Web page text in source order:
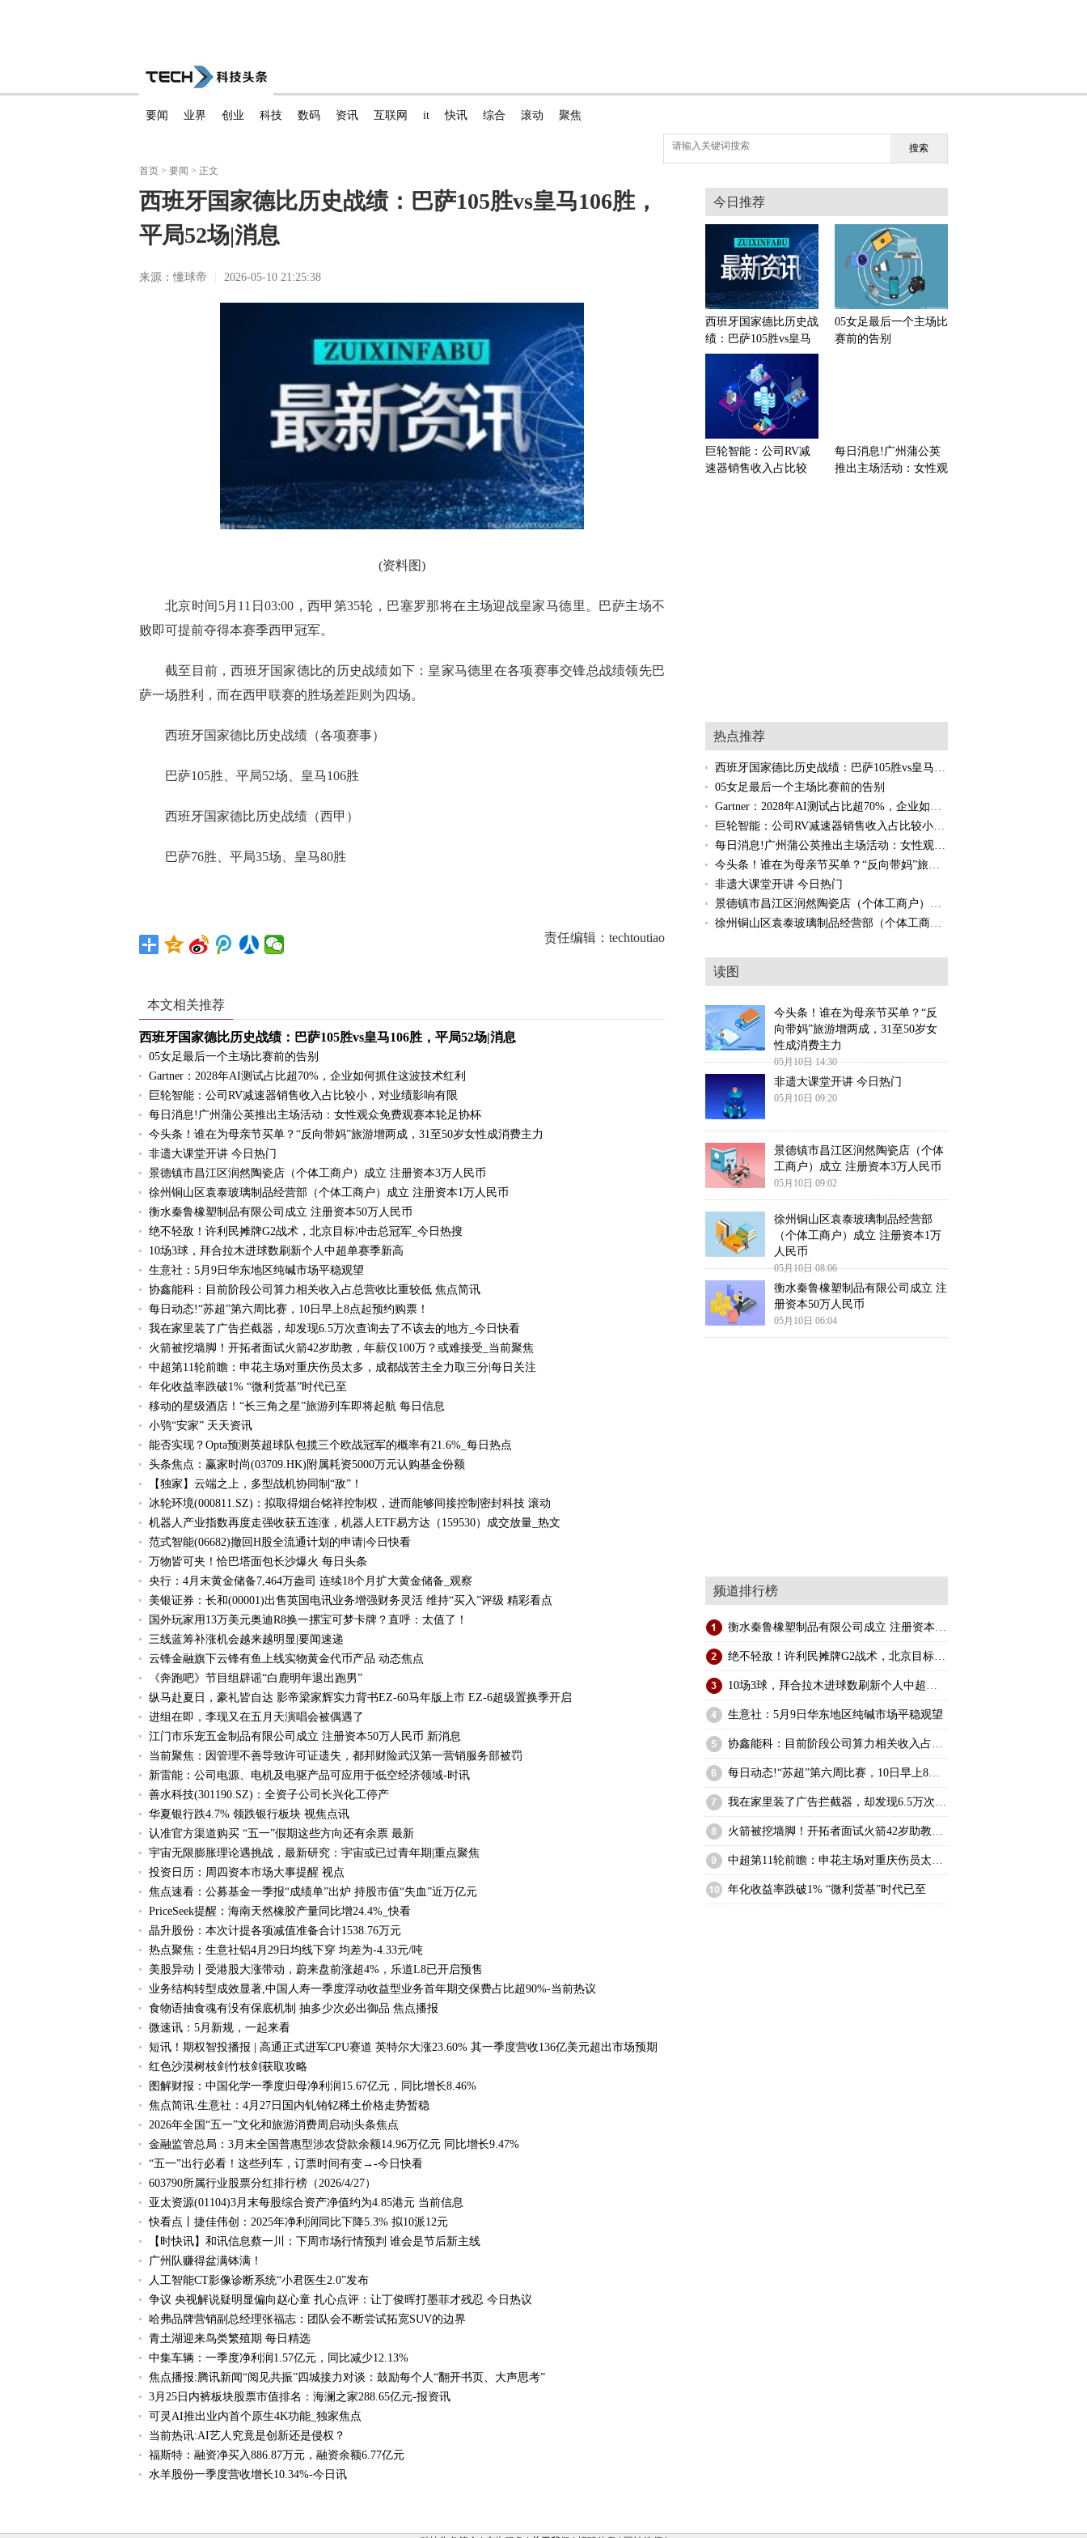
要闻 业界 创业 科技 数码 资讯 互联网 it 快讯 综合 滚动 聚焦
搜索
首页 > 要闻 > 正文
西班牙国家德比历史战绩：巴萨105胜vs皇马106胜，
平局52场|消息
来源：懂球帝 2026-05-10 21:25:38
(资料图)
北京时间5月11日03:00，西甲第35轮，巴塞罗那将在主场迎战皇家马德里。巴萨主场不
败即可提前夺得本赛季西甲冠军。
截至目前，西班牙国家德比的历史战绩如下：皇家马德里在各项赛事交锋总战绩领先巴
萨一场胜利，而在西甲联赛的胜场差距则为四场。
西班牙国家德比历史战绩（各项赛事）
巴萨105胜、平局52场、皇马106胜
西班牙国家德比历史战绩（西甲）
巴萨76胜、平局35场、皇马80胜
责任编辑：techtoutiao
本文相关推荐
西班牙国家德比历史战绩：巴萨105胜vs皇马106胜，平局52场|消息
05女足最后一个主场比赛前的告别
Gartner：2028年AI测试占比超70%，企业如何抓住这波技术红利
巨轮智能：公司RV减速器销售收入占比较小，对业绩影响有限
每日消息!广州蒲公英推出主场活动：女性观众免费观赛本轮足协杯
今头条！谁在为母亲节买单？“反向带妈”旅游增两成，31至50岁女性成消费主力
非遗大课堂开讲 今日热门
景德镇市昌江区润然陶瓷店（个体工商户）成立 注册资本3万人民币
徐州铜山区袁泰玻璃制品经营部（个体工商户）成立 注册资本1万人民币
衡水秦鲁橡塑制品有限公司成立 注册资本50万人民币
绝不轻敌！许利民摊牌G2战术，北京目标冲击总冠军_今日热搜
10场3球，拜合拉木进球数刷新个人中超单赛季新高
生意社：5月9日华东地区纯碱市场平稳观望
协鑫能科：目前阶段公司算力相关收入占总营收比重较低 焦点简讯
每日动态!“苏超”第六周比赛，10日早上8点起预约购票！
我在家里装了广告拦截器，却发现6.5万次查询去了不该去的地方_今日快看
火箭被挖墙脚！开拓者面试火箭42岁助教，年薪仅100万？或难接受_当前聚焦
中超第11轮前瞻：申花主场对重庆伤员太多，成都战苦主全力取三分|每日关注
年化收益率跌破1% “微利货基”时代已至
移动的星级酒店！“长三角之星”旅游列车即将起航 每日信息
小鸮“安家” 天天资讯
能否实现？Opta预测英超球队包揽三个欧战冠军的概率有21.6%_每日热点
头条焦点：赢家时尚(03709.HK)附属耗资5000万元认购基金份额
【独家】云端之上，多型战机协同制“敌”！
冰轮环境(000811.SZ)：拟取得烟台铭祥控制权，进而能够间接控制密封科技 滚动
机器人产业指数再度走强收获五连涨，机器人ETF易方达（159530）成交放量_热文
范式智能(06682)撤回H股全流通计划的申请|今日快看
万物皆可夹！恰巴塔面包长沙爆火 每日头条
央行：4月末黄金储备7,464万盎司 连续18个月扩大黄金储备_观察
美银证券：长和(00001)出售英国电讯业务增强财务灵活 维持“买入”评级 精彩看点
国外玩家用13万美元奥迪R8换一摞宝可梦卡牌？直呼：太值了！
三线蓝筹补涨机会越来越明显|要闻速递
云锋金融旗下云锋有鱼上线实物黄金代币产品 动态焦点
《奔跑吧》节目组辟谣“白鹿明年退出跑男”
纵马赴夏日，豪礼皆自达 影帝梁家辉实力背书EZ-60马年版上市 EZ-6超级置换季开启
进组在即，李现又在五月天演唱会被偶遇了
江门市乐宠五金制品有限公司成立 注册资本50万人民币 新消息
当前聚焦：因管理不善导致许可证遗失，都邦财险武汉第一营销服务部被罚
新雷能：公司电源、电机及电驱产品可应用于低空经济领域-时讯
善水科技(301190.SZ)：全资子公司长兴化工停产
华夏银行跌4.7% 领跌银行板块 视焦点讯
认准官方渠道购买 “五一”假期这些方向还有余票 最新
宇宙无限膨胀理论遇挑战，最新研究：宇宙或已过青年期|重点聚焦
投资日历：周四资本市场大事提醒 视点
焦点速看：公募基金一季报“成绩单”出炉 持股市值“失血”近万亿元
PriceSeek提醒：海南天然橡胶产量同比增24.4%_快看
晶升股份：本次计提各项减值准备合计1538.76万元
热点聚焦：生意社铝4月29日均线下穿 均差为-4.33元/吨
美股异动丨受港股大涨带动，蔚来盘前涨超4%，乐道L8已开启预售
业务结构转型成效显著,中国人寿一季度浮动收益型业务首年期交保费占比超90%-当前热议
食物语抽食魂有没有保底机制 抽多少次必出御品 焦点播报
微速讯：5月新规，一起来看
短讯！期权智投播报 | 高通正式进军CPU赛道 英特尔大涨23.60% 其一季度营收136亿美元超出市场预期
红色沙漠树枝剑竹枝剑获取攻略
图解财报：中国化学一季度归母净利润15.67亿元，同比增长8.46%
焦点简讯:生意社：4月27日国内钆铕钇稀土价格走势暂稳
2026年全国“五一”文化和旅游消费周启动|头条焦点
金融监管总局：3月末全国普惠型涉农贷款余额14.96万亿元 同比增长9.47%
“五一”出行必看！这些列车，订票时间有变→-今日快看
603790所属行业股票分红排行榜（2026/4/27）
亚太资源(01104)3月末每股综合资产净值约为4.85港元 当前信息
快看点丨捷佳伟创：2025年净利润同比下降5.3% 拟10派12元
【时快讯】和讯信息蔡一川：下周市场行情预判 谁会是节后新主线
广州队赚得盆满钵满！
人工智能CT影像诊断系统“小君医生2.0”发布
争议 央视解说疑明显偏向赵心童 扎心点评：让丁俊晖打墨菲才残忍 今日热议
哈弗品牌营销副总经理张福志：团队会不断尝试拓宽SUV的边界
青土湖迎来鸟类繁殖期 每日精选
中集车辆：一季度净利润1.57亿元，同比减少12.13%
焦点播报:腾讯新闻“阅见共振”四城接力对谈：鼓励每个人“翻开书页、大声思考”
3月25日内裤板块股票市值排名：海澜之家288.65亿元-报资讯
可灵AI推出业内首个原生4K功能_独家焦点
当前热讯:AI艺人究竟是创新还是侵权？
福斯特：融资净买入886.87万元，融资余额6.77亿元
水羊股份一季度营收增长10.34%-今日讯
今日推荐
西班牙国家德比历史战
绩：巴萨105胜vs皇马
106胜，平局52场|消息
05女足最后一个主场比
赛前的告别
巨轮智能：公司RV减
速器销售收入占比较
每日消息!广州蒲公英
推出主场活动：女性观
热点推荐
西班牙国家德比历史战绩：巴萨105胜vs皇马106胜，平局52场|消息
05女足最后一个主场比赛前的告别
Gartner：2028年AI测试占比超70%，企业如何抓住这波技术红利
巨轮智能：公司RV减速器销售收入占比较小，对业绩影响有限
每日消息!广州蒲公英推出主场活动：女性观众免费观赛本轮足协杯
今头条！谁在为母亲节买单？“反向带妈”旅游增两成，31至50岁女性成消费主力
非遗大课堂开讲 今日热门
景德镇市昌江区润然陶瓷店（个体工商户）成立 注册资本3万人民币
徐州铜山区袁泰玻璃制品经营部（个体工商户）成立 注册资本1万人民币
读图
今头条！谁在为母亲节买单？“反
向带妈”旅游增两成，31至50岁女
性成消费主力
05月10日 14:30
非遗大课堂开讲 今日热门
05月10日 09:20
景德镇市昌江区润然陶瓷店（个体
工商户）成立 注册资本3万人民币
05月10日 09:02
徐州铜山区袁泰玻璃制品经营部
（个体工商户）成立 注册资本1万
人民币
05月10日 08:06
衡水秦鲁橡塑制品有限公司成立 注
册资本50万人民币
05月10日 06:04
频道排行榜
衡水秦鲁橡塑制品有限公司成立 注册资本50万
绝不轻敌！许利民摊牌G2战术，北京目标冲击总
10场3球，拜合拉木进球数刷新个人中超单赛季
生意社：5月9日华东地区纯碱市场平稳观望
协鑫能科：目前阶段公司算力相关收入占总营收
每日动态!“苏超”第六周比赛，10日早上8点起
我在家里装了广告拦截器，却发现6.5万次查询
火箭被挖墙脚！开拓者面试火箭42岁助教，年薪
中超第11轮前瞻：申花主场对重庆伤员太多，成
年化收益率跌破1% “微利货基”时代已至